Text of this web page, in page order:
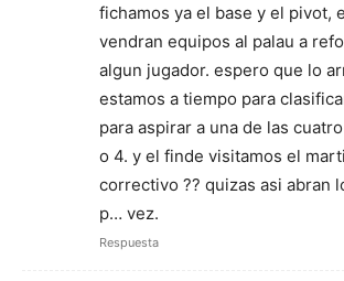
fichamos ya el base y el pivot,
vendran equipos al palau a
algun jugador. espero que lo
estamos a tiempo para
para aspirar a una de las
o 4. y el finde visitamos el
correctivo ?? quizas asi abran
p… vez.
Respuesta